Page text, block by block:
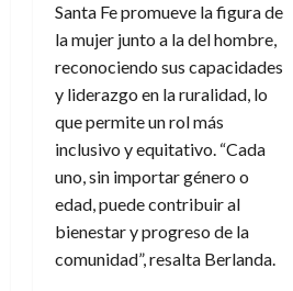
Santa Fe promueve la figura de
la mujer junto a la del hombre,
reconociendo sus capacidades
y liderazgo en la ruralidad, lo
que permite un rol más
inclusivo y equitativo. “Cada
uno, sin importar género o
edad, puede contribuir al
bienestar y progreso de la
comunidad”, resalta Berlanda.